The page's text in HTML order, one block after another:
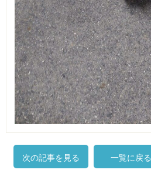
次の記事を見る 一覧に戻る